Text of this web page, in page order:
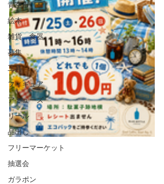
青空市
絵本
雑貨、食器
募集
工具
フィギュア
アミューズ
リール
品出し
フリーマーケット
抽選会
ガラポン